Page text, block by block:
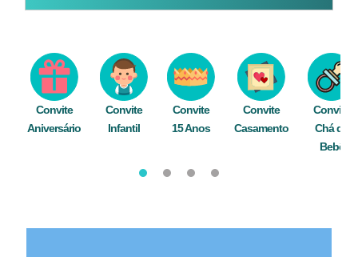
Convite
Aniversário
Convite
Infantil
Convite
15 Anos
Convite
Casamento
Convite
Chá de
Bebê